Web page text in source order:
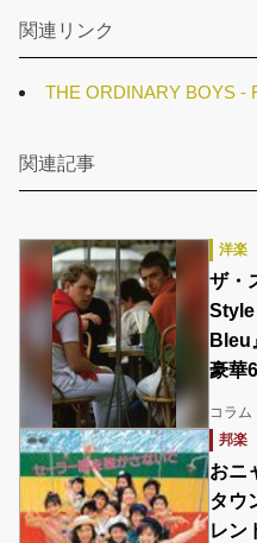
関連リンク
THE ORDINARY BOYS -
関連記事
洋楽
ザ・
Bleu
豪華
コラム
邦楽
おニ
タウ
レン